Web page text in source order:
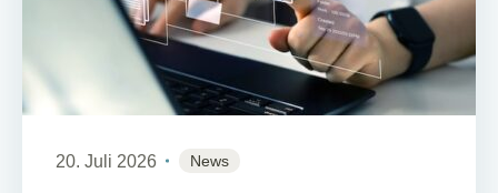
20. Juli 2026 News